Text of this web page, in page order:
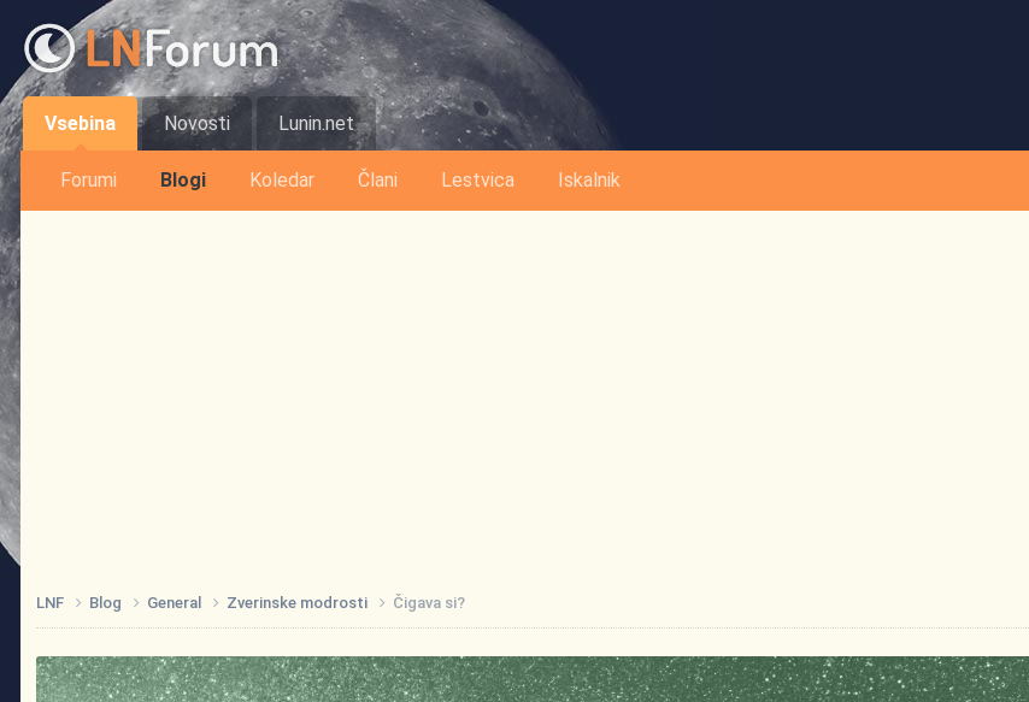
Vsebina
Forumi Blogi Koledar Člani Lestvica Iskalnik
Novosti Lunin.net
LNF Blog General Zverinske modrosti Čigava si?